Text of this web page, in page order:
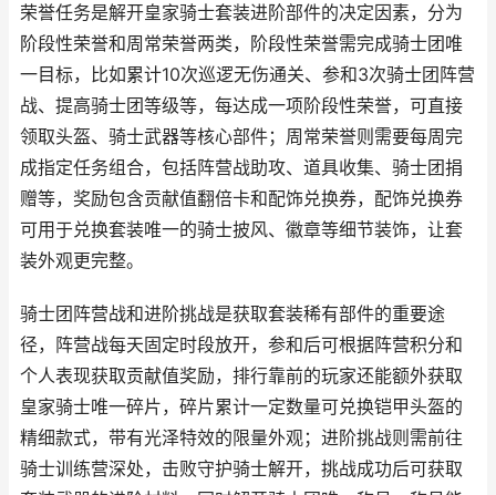
荣誉任务是解开皇家骑士套装进阶部件的决定因素，分为
阶段性荣誉和周常荣誉两类，阶段性荣誉需完成骑士团唯
一目标，比如累计10次巡逻无伤通关、参和3次骑士团阵营
战、提高骑士团等级等，每达成一项阶段性荣誉，可直接
领取头盔、骑士武器等核心部件；周常荣誉则需要每周完
成指定任务组合，包括阵营战助攻、道具收集、骑士团捐
赠等，奖励包含贡献值翻倍卡和配饰兑换券，配饰兑换券
可用于兑换套装唯一的骑士披风、徽章等细节装饰，让套
装外观更完整。
骑士团阵营战和进阶挑战是获取套装稀有部件的重要途
径，阵营战每天固定时段放开，参和后可根据阵营积分和
个人表现获取贡献值奖励，排行靠前的玩家还能额外获取
皇家骑士唯一碎片，碎片累计一定数量可兑换铠甲头盔的
精细款式，带有光泽特效的限量外观；进阶挑战则需前往
骑士训练营深处，击败守护骑士解开，挑战成功后可获取